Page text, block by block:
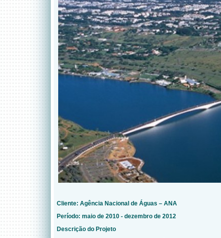
Cliente: Agência Nacional de Águas – ANA
Período: maio de 2010 - dezembro de 2012
Descrição do Projeto